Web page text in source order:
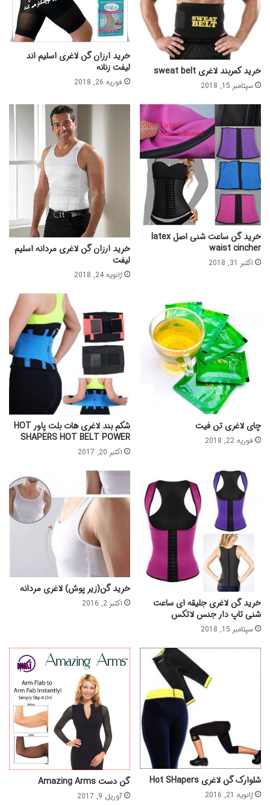
خرید کمربند لاغری sweat belt
سپتامبر 15, 2018
خرید ارزان گن لاغری اسلیم اند
لیفت زنانه
فوریه 26, 2018
خرید گن ساعت شنی اصل latex
waist cincher
اکتبر 31, 2018
خرید ارزان گن لاغری مردانه اسلیم
لیفت
ژانویه 24, 2018
چای لاغری تن فیت
فوریه 22, 2018
شکم بند لاغری هات بلت پاور HOT
SHAPERS HOT BELT POWER
اکتبر 20, 2017
خرید گن لاغری جلیقه ای ساعت
شنی تاپ دار جنس لاتکس
سپتامبر 15, 2018
خرید گن(زیر پوش) لاغری مردانه
اکتبر 2, 2016
شلوارک گن لاغری Hot SHapers
ژانویه 21, 2016
گن دست Amazing Arms
آوریل 9, 2017